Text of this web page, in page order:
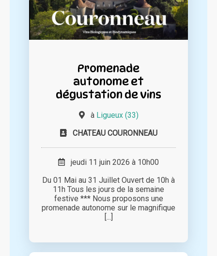
Promenade
autonome et
dégustation de vins
à Ligueux (33)
CHATEAU COURONNEAU
jeudi 11 juin 2026 à 10h00
Du 01 Mai au 31 Juillet Ouvert de 10h à
11h Tous les jours de la semaine
festive *** Nous proposons une
promenade autonome sur le magnifique
[...]